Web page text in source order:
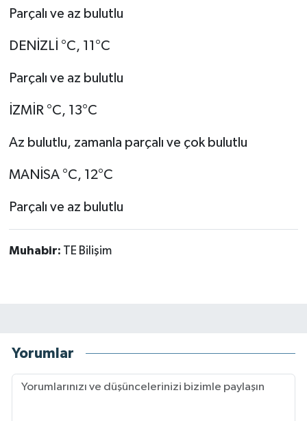
Parçalı ve az bulutlu
DENİZLİ °C, 11°C
Parçalı ve az bulutlu
İZMİR °C, 13°C
Az bulutlu, zamanla parçalı ve çok bulutlu
MANİSA °C, 12°C
Parçalı ve az bulutlu
Muhabir: TE Bilişim
Yorumlar